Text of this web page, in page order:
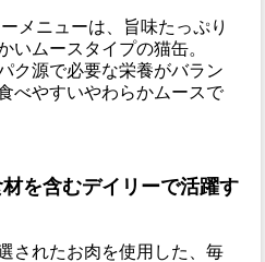
メニューは、旨味たっぷり
いムースタイプの猫缶。
ク源で必要な栄養がバラン
べやすいやわらかムースで
を含むデイリーで活躍す
されたお肉を使用した、毎